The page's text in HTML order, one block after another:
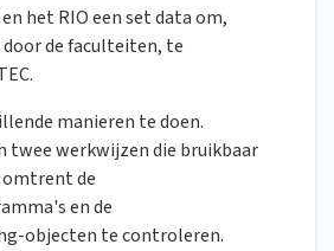
het RIO een set data om,
de faculteiten, te
manieren te doen.
twee werkwijzen die bruikbaar
omtrent de
en de
objecten te controleren.